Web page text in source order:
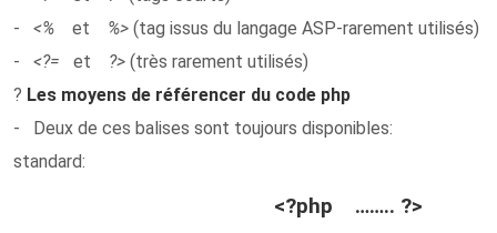
- <% et %> (tag issus du langage ASP-rarement utilisés)
- <?= et ?> (très rarement utilisés)
? Les moyens de référencer du code php
- Deux de ces balises sont toujours disponibles:
standard:
<?php …….. ?>